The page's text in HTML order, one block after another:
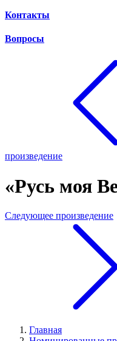
Контакты
Вопросы
произведение
«Русь моя
Следующее произведение
Главная